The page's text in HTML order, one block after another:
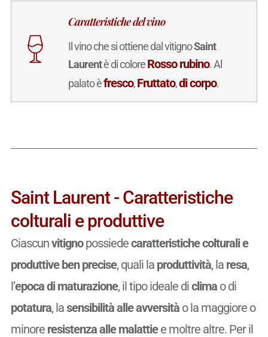
Caratteristiche del vino
Il vino che si ottiene dal vitignoSaint
Laurentè di coloreRosso rubino. Al
palato èfresco,Fruttato,di corpo.
Saint Laurent - Caratteristiche
colturali e produttive
Ciascunvitignopossiedecaratteristiche colturali e
produttive ben precise, quali la produttività, la resa,
l’epoca di maturazione, il tipo ideale diclimao di
potatura, lasensibilità alle avversitào la maggiore o
minore resistenza alle malattiee moltre altre. Per il